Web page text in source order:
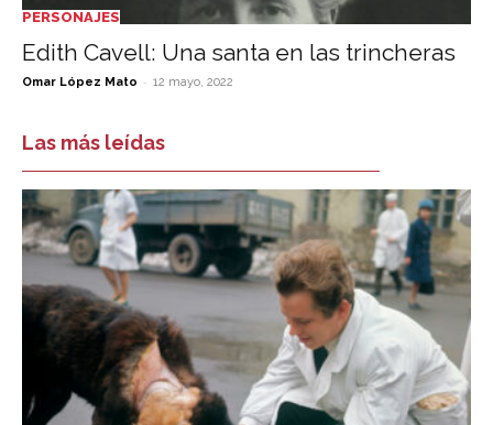
PERSONAJES
Edith Cavell: Una santa en las trincheras
Omar López Mato - 12 mayo, 2022
Las más leídas